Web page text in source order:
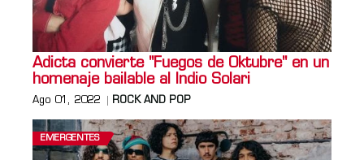
Adicta convierte "Fuegos de Oktubre" en un
homenaje bailable al Indio Solari
Ago 01, 2022 ROCK AND POP
EMERGENTES